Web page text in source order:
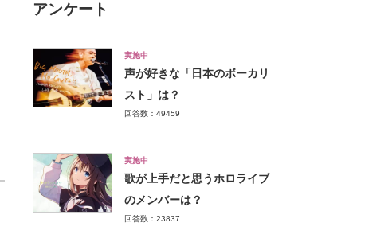
アンケート
実施中
声が好きな「日本のボーカリ
スト」は？
回答数：49459
実施中
歌が上手だと思うホロライブ
のメンバーは？
回答数：23837